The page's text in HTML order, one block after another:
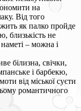
на
Від того
як палко пройде
близькість не
– можна і
білизна, свічки,
і барбекю,
від міської суєти
романтичного